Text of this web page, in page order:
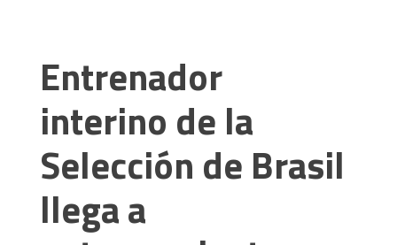
Entrenador
interino de la
Selección de Brasil
llega a